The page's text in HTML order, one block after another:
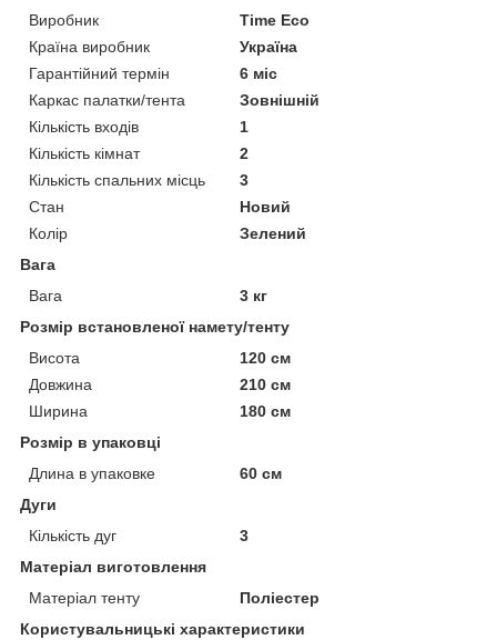
Виробник
Time Eco
Країна виробник
Україна
Гарантійний термін
6 міс
Каркас палатки/тента
Зовнішній
Кількість входів
1
Кількість кімнат
2
Кількість спальних місць
3
Стан
Новий
Колір
Зелений
Вага
Вага
3 кг
Розмір встановленої намету/тенту
Висота
120 см
Довжина
210 см
Ширина
180 см
Розмір в упаковці
Длина в упаковке
60 см
Дуги
Кількість дуг
3
Матеріал виготовлення
Матеріал тенту
Поліестер
Користувальницькі характеристики